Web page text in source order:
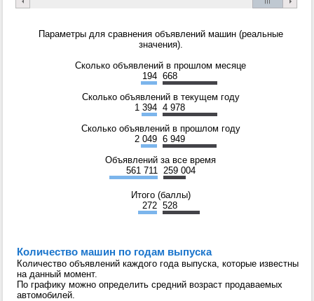
Параметры для сравнения объявлений машин (реальные
значения).
Сколько объявлений в прошлом месяце
194 668
Сколько объявлений в текущем году
1 394 4 978
Сколько объявлений в прошлом году
2 049 6 949
Объявлений за все время
561 711
259 004
Итого (баллы)
272 528
Количество машин по годам выпуска
Количество объявлений каждого года выпуска, которые известны
на данный момент.
По графику можно определить средний возраст продаваемых
автомобилей.